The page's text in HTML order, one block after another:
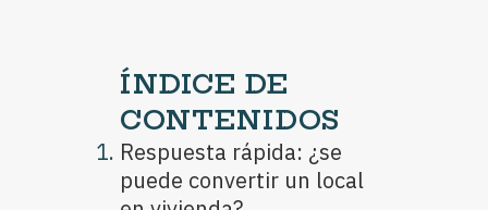
ÍNDICE DE
CONTENIDOS
Respuesta rápida: ¿se
puede convertir un local